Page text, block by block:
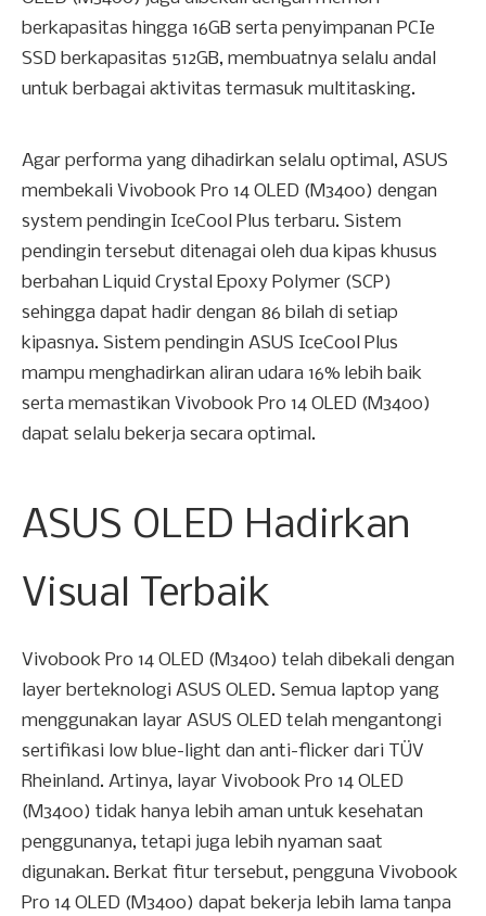
berkapasitas hingga 16GB serta penyimpanan PCIe
SSD berkapasitas 512GB, membuatnya selalu andal
untuk berbagai aktivitas termasuk multitasking.
Agar performa yang dihadirkan selalu optimal, ASUS
membekali Vivobook Pro 14 OLED (M3400) dengan
system pendingin IceCool Plus terbaru. Sistem
pendingin tersebut ditenagai oleh dua kipas khusus
berbahan Liquid Crystal Epoxy Polymer (SCP)
sehingga dapat hadir dengan 86 bilah di setiap
kipasnya. Sistem pendingin ASUS IceCool Plus
mampu menghadirkan aliran udara 16% lebih baik
serta memastikan Vivobook Pro 14 OLED (M3400)
dapat selalu bekerja secara optimal.
ASUS OLED Hadirkan
Visual Terbaik
Vivobook Pro 14 OLED (M3400) telah dibekali dengan
layer berteknologi ASUS OLED. Semua laptop yang
menggunakan layar ASUS OLED telah mengantongi
sertifikasi low blue-light dan anti-flicker dari TÜV
Rheinland. Artinya, layar Vivobook Pro 14 OLED
(M3400) tidak hanya lebih aman untuk kesehatan
penggunanya, tetapi juga lebih nyaman saat
digunakan. Berkat fitur tersebut, pengguna Vivobook
Pro 14 OLED (M3400) dapat bekerja lebih lama tanpa